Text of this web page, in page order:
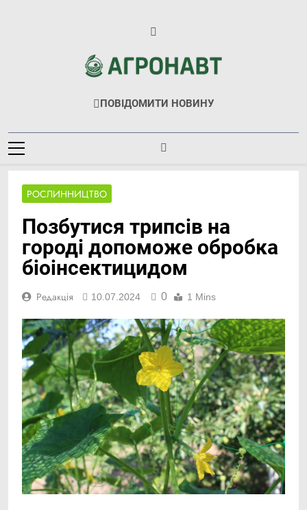
Агронавт
Новини Українського Агробізнесу
ПОВІДОМИТИ НОВИНУ
РОСЛИННИЦТВО
Позбутися трипсів на
городі допоможе обробка
біоінсектицидом
Редакція 10.07.2024 0 1 Mins